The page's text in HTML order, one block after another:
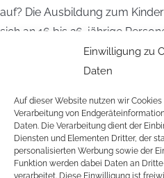
Einwilligung zu
Daten
Auf dieser Website nutzen wir
Verarbeitung von
Daten. Die Verarbeitung dient der
Diensten und Elementen Dritter, der
personalisierten Werbung sowie der
Funktion werden dabei Daten an
verarbeitet. Diese Einwilligung ist
auf? Die Ausbildung zum
sich an 16 bis 26-jährige
oder einer Schule engagieren
(PTTV)
AUSSCHREIBUNG